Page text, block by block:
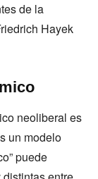
de la
Hayek
neoliberal es
un modelo
puede